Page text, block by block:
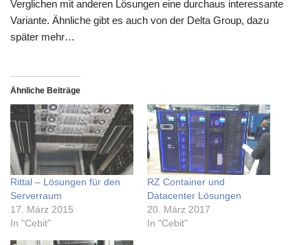
Verglichen mit anderen Lösungen eine durchaus interessante
Variante. Ähnliche gibt es auch von der Delta Group, dazu
später mehr…
Ähnliche Beiträge
Rittal – Lösungen für den
Serverraum
17. März 2015
In "Cebit"
RZ Container und
Datacenter Lösungen
20. März 2017
In "Cebit"